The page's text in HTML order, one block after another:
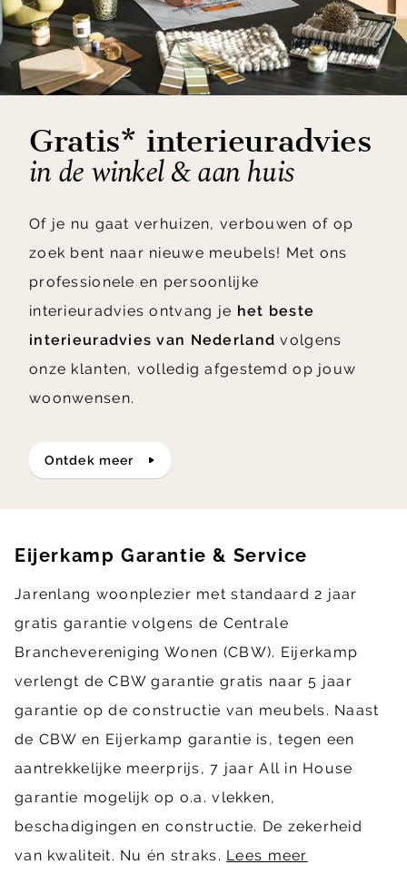
Gratis* interieuradvies
in de winkel & aan huis
Of je nu gaat verhuizen, verbouwen of op
zoek bent naar nieuwe meubels! Met ons
professionele en persoonlijke
interieuradvies ontvang je het beste
interieuradvies van Nederland volgens
onze klanten, volledig afgestemd op jouw
woonwensen.
ontdek meer
Eijerkamp Garantie & Service
Jarenlang woonplezier met standaard 2 jaar
gratis garantie volgens de Centrale
Branchevereniging Wonen (CBW). Eijerkamp
verlengt de CBW garantie gratis naar 5 jaar
garantie op de constructie van meubels. Naast
de CBW en Eijerkamp garantie is, tegen een
aantrekkelijke meerprijs, 7 jaar All in House
garantie mogelijk op o.a. vlekken,
beschadigingen en constructie. De zekerheid
van kwaliteit. Nu én straks. Lees meer